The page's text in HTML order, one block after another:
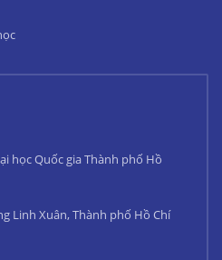
học Quốc gia Thành phố Hồ
Linh Xuân, Thành phố Hồ Chí